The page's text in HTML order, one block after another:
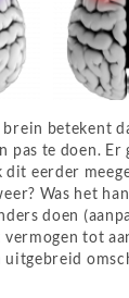
brein betekent
pas te doen.
eerder
Was het
doen
tot
uitgebreid